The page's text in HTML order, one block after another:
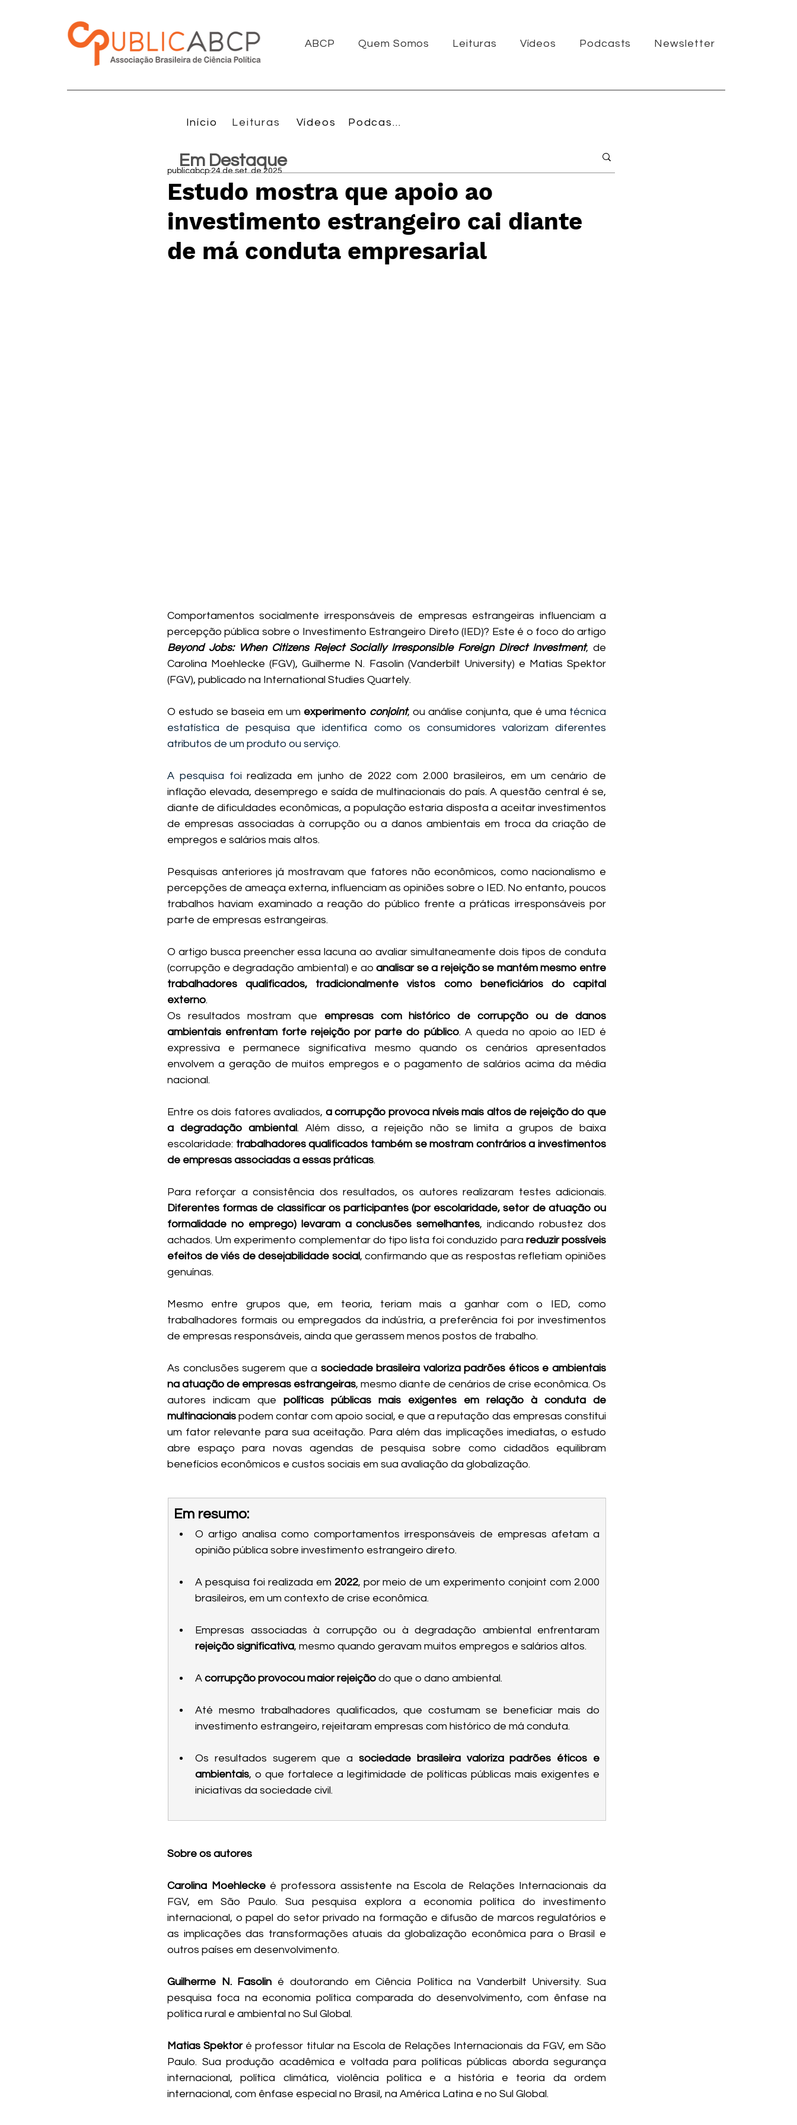
ABCP Quem Somos Leituras Vídeos Podcasts Newsletter
Início Leituras Vídeos Podcasts
Estudo mostra que apoio ao
investimento estrangeiro cai diante
de má conduta empresarial
publicabcp 24 de set. de 2025
Comportamentos socialmente irresponsáveis de empresas estrangeiras influenciam a
Beyond Jobs: When Citizens Reject Socially Irresponsible Foreign Direct Investment, de
Carolina Moehlecke (FGV), Guilherme N. Fasolin (Vanderbilt University) e Matias Spektor
(FGV), publicado na International Studies Quartely.
O estudo se baseia em um experimento conjoint, ou análise conjunta, que é uma técnica
estatística de pesquisa que identifica como os consumidores valorizam diferentes
atributos de um produto ou serviço.
A pesquisa foi realizada em junho de 2022 com 2.000 brasileiros, em um cenário de
inflação elevada, desemprego e saída de multinacionais do país. A questão central é se,
diante de dificuldades econômicas, a população estaria disposta a aceitar investimentos
de empresas associadas à corrupção ou a danos ambientais em troca da criação de
empregos e salários mais altos.
Pesquisas anteriores já mostravam que fatores não econômicos, como nacionalismo e
percepções de ameaça externa, influenciam as opiniões sobre o IED. No entanto, poucos
trabalhos haviam examinado a reação do público frente a práticas irresponsáveis por
parte de empresas estrangeiras.
O artigo busca preencher essa lacuna ao avaliar simultaneamente dois tipos de conduta
(corrupção e degradação ambiental) e ao analisar se a rejeição se mantém mesmo entre
trabalhadores qualificados, tradicionalmente vistos como beneficiários do capital
externo.
Os resultados mostram que empresas com histórico de corrupção ou de danos
ambientais enfrentam forte rejeição por parte do público. A queda no apoio ao IED é
expressiva e permanece significativa mesmo quando os cenários apresentados
envolvem a geração de muitos empregos e o pagamento de salários acima da média
nacional.
Entre os dois fatores avaliados, a corrupção provoca níveis mais altos de rejeição do que
a degradação ambiental. Além disso, a rejeição não se limita a grupos de baixa
escolaridade: trabalhadores qualificados também se mostram contrários a investimentos
de empresas associadas a essas práticas.
Diferentes formas de classificar os participantes (por escolaridade, setor de atuação ou
formalidade no emprego) levaram a conclusões semelhantes, indicando robustez dos
achados. Um experimento complementar do tipo lista foi conduzido para reduzir possíveis
efeitos de viés de desejabilidade social, confirmando que as respostas refletiam opiniões
genuínas.
Mesmo entre grupos que, em teoria, teriam mais a ganhar com o IED, como
trabalhadores formais ou empregados da indústria, a preferência foi por investimentos
de empresas responsáveis, ainda que gerassem menos postos de trabalho.
As conclusões sugerem que a sociedade brasileira valoriza padrões éticos e ambientais
na atuação de empresas estrangeiras, mesmo diante de cenários de crise econômica. Os
autores indicam que políticas públicas mais exigentes em relação à conduta de
multinacionais podem contar com apoio social, e que a reputação das empresas constitui
um fator relevante para sua aceitação. Para além das implicações imediatas, o estudo
abre espaço para novas agendas de pesquisa sobre como cidadãos equilibram
benefícios econômicos e custos sociais em sua avaliação da globalização.
Em resumo:
O artigo analisa como comportamentos irresponsáveis de empresas afetam a
opinião pública sobre investimento estrangeiro direto.
A pesquisa foi realizada em 2022, por meio de um experimento conjoint com 2.000
brasileiros, em um contexto de crise econômica.
rejeição significativa, mesmo quando geravam muitos empregos e salários altos.
A corrupção provocou maior rejeição do que o dano ambiental.
Até mesmo trabalhadores qualificados, que costumam se beneficiar mais do
investimento estrangeiro, rejeitaram empresas com histórico de má conduta.
Os resultados sugerem que a sociedade brasileira valoriza padrões éticos e
ambientais, o que fortalece a legitimidade de políticas públicas mais exigentes e
iniciativas da sociedade civil.
Sobre os autores
Carolina Moehlecke é professora assistente na Escola de Relações Internacionais da
FGV, em São Paulo. Sua pesquisa explora a economia política do investimento
internacional, o papel do setor privado na formação e difusão de marcos regulatórios e
as implicações das transformações atuais da globalização econômica para o Brasil e
outros países em desenvolvimento.
Guilherme N. Fasolin é doutorando em Ciência Política na Vanderbilt University. Sua
pesquisa foca na economia política comparada do desenvolvimento, com ênfase na
política rural e ambiental no Sul Global.
Matias Spektor é professor titular na Escola de Relações Internacionais da FGV, em São
Paulo. Sua produção acadêmica e voltada para políticas públicas aborda segurança
internacional, política climática, violência política e a história e teoria da ordem
internacional, com ênfase especial no Brasil, na América Latina e no Sul Global.
Em Destaque